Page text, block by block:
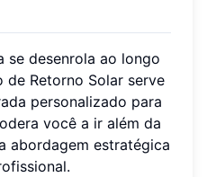
se desenrola ao longo
Retorno Solar serve
personalizado para
você a ir além da
abordagem estratégica